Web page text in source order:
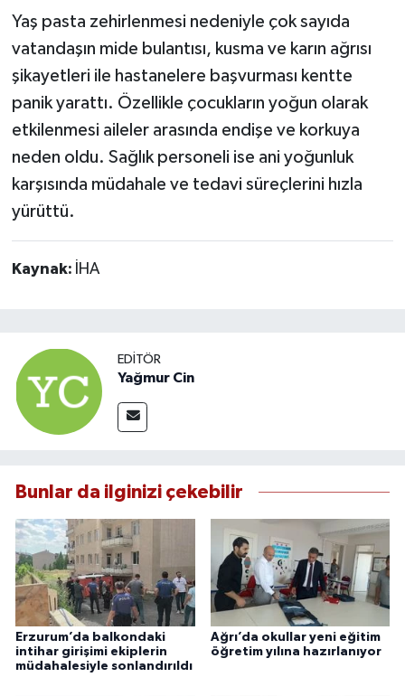
Yaş pasta zehirlenmesi nedeniyle çok sayıda
vatandaşın mide bulantısı, kusma ve karın ağrısı
şikayetleri ile hastanelere başvurması kentte
panik yarattı. Özellikle çocukların yoğun olarak
etkilenmesi aileler arasında endişe ve korkuya
neden oldu. Sağlık personeli ise ani yoğunluk
karşısında müdahale ve tedavi süreçlerini hızla
yürüttü.
Kaynak: İHA
EDITÖR
Yağmur Cin
Bunlar da ilginizi çekebilir
Erzurum’da balkondaki
intihar girişimi ekiplerin
müdahalesiyle sonlandırıldı
Ağrı’da okullar yeni eğitim
öğretim yılına hazırlanıyor